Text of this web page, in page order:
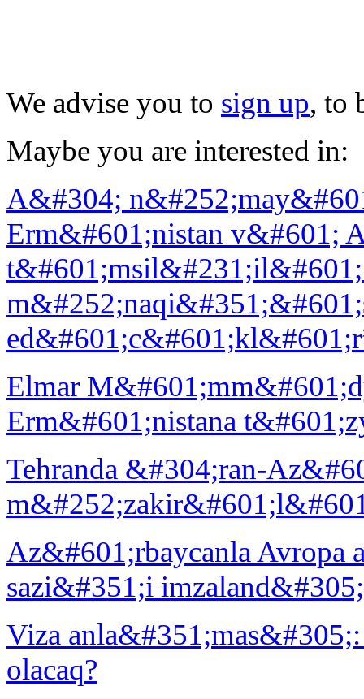
We advise you to sign up, to
Maybe you are interested in:
A&#304;
Erm&#601;nistan v&#601;
Elmar
Erm&#601;nistana
Tehranda &#304;ran-
Az&#601;rbaycanla Avropa
sazi&#351;i imzaland&#305;
Viza
olacaq?